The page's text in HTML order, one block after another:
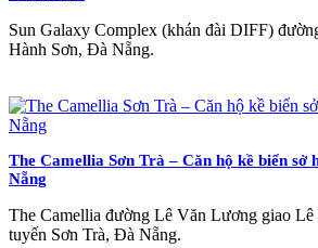
Sun Galaxy Complex (khán đài DIFF)
Hành Sơn, Đà Nẵng.
The Camellia Sơn Trà – Căn hộ kề biển sở
Nẵng
The Camellia đường Lê Văn Lương giao
tuyến Sơn Trà, Đà Nẵng.